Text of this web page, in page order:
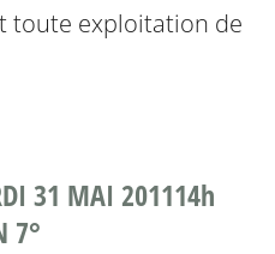
toute exploitation de
31 MAI 201114h
7°